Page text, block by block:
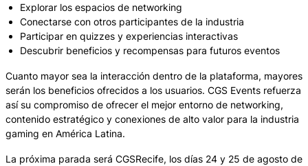
Explorar los espacios de networking
Conectarse con otros participantes de la industria
Participar en quizzes y experiencias interactivas
Descubrir beneficios y recompensas para futuros eventos
Cuanto mayor sea la interacción dentro de la plataforma, mayores
serán los beneficios ofrecidos a los usuarios. CGS Events refuerza
así su compromiso de ofrecer el mejor entorno de networking,
contenido estratégico y conexiones de alto valor para la industria
gaming en América Latina.
La próxima parada será CGSRecife, los días 24 y 25 de agosto de